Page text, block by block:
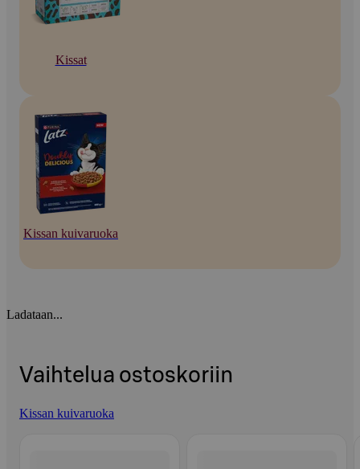
Kissat
Kissan kuivaruoka
Ladataan...
Vaihtelua ostoskoriin
Kissan kuivaruoka